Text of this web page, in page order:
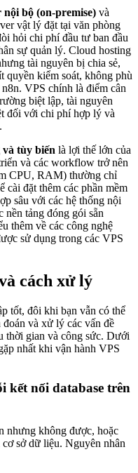
nội bộ (on-premise) và
vật lý đặt tại văn phòng
hỏi chi phí đầu tư ban đầu
sự quản lý. Cloud hosting
tài nguyên bị chia sẻ,
quyền kiểm soát, không phù
VPS chính là điểm cân
biệt lập, tài nguyên
đối với chi phí hợp lý và
tùy biến là lợi thế lớn của
và các workflow trở nên
CPU, RAM) thường chỉ
cài đặt thêm các phần mềm
sâu với các hệ thống nội
nền tảng đóng gói sẵn
thêm về các công nghệ
sử dụng trong các VPS
cách xử lý
tốt, đôi khi bạn vẫn có thể
và xử lý các vấn đề
thời gian và công sức. Dưới
nhất khi vận hành VPS
kết nối database trên
nhưng không được, hoặc
sở dữ liệu. Nguyên nhân